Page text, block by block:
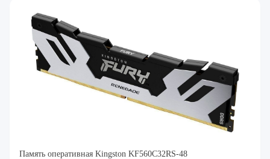
Память оперативная Kingston KF560C32RS-48